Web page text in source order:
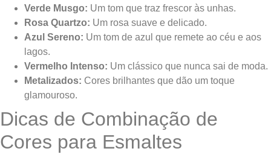
Verde Musgo: Um tom que traz frescor às unhas.
Rosa Quartzo: Um rosa suave e delicado.
Azul Sereno: Um tom de azul que remete ao céu e aos
lagos.
Vermelho Intenso: Um clássico que nunca sai de moda.
Metalizados: Cores brilhantes que dão um toque
glamouroso.
Dicas de Combinação de
Cores para Esmaltes